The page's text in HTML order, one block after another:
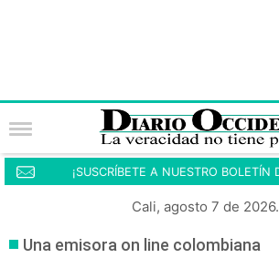
¡SUSCRÍBETE A NUESTRO BOLETÍN
Cali, agosto 7 de 2026.
Una emisora on line colombiana